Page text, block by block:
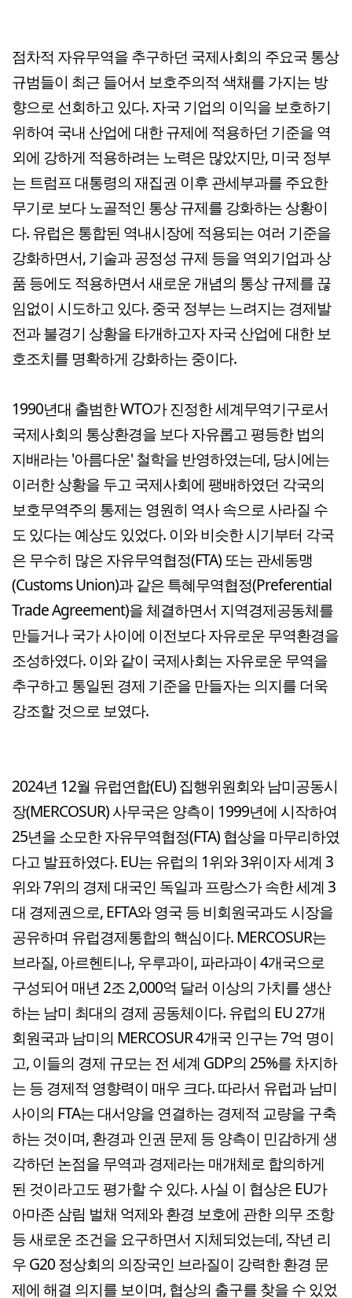
점차적 자유무역을 추구하던 국제사회의 주요국 통상
규범들이 최근 들어서 보호주의적 색채를 가지는 방
향으로 선회하고 있다. 자국 기업의 이익을 보호하기
위하여 국내 산업에 대한 규제에 적용하던 기준을 역
외에 강하게 적용하려는 노력은 많았지만, 미국 정부
는 트럼프 대통령의 재집권 이후 관세부과를 주요한
무기로 보다 노골적인 통상 규제를 강화하는 상황이
다. 유럽은 통합된 역내시장에 적용되는 여러 기준을
강화하면서, 기술과 공정성 규제 등을 역외기업과 상
품 등에도 적용하면서 새로운 개념의 통상 규제를 끊
임없이 시도하고 있다. 중국 정부는 느려지는 경제발
전과 불경기 상황을 타개하고자 자국 산업에 대한 보
호조치를 명확하게 강화하는 중이다.
1990년대 출범한 WTO가 진정한 세계무역기구로서
국제사회의 통상환경을 보다 자유롭고 평등한 법의
지배라는 '아름다운' 철학을 반영하였는데, 당시에는
이러한 상황을 두고 국제사회에 팽배하였던 각국의
보호무역주의 통제는 영원히 역사 속으로 사라질 수
도 있다는 예상도 있었다. 이와 비슷한 시기부터 각국
은 무수히 많은 자유무역협정(FTA) 또는 관세동맹
(Customs Union)과 같은 특혜무역협정(Preferential
Trade Agreement)을 체결하면서 지역경제공동체를
만들거나 국가 사이에 이전보다 자유로운 무역환경을
조성하였다. 이와 같이 국제사회는 자유로운 무역을
추구하고 통일된 경제 기준을 만들자는 의지를 더욱
강조할 것으로 보였다.
2024년 12월 유럽연합(EU) 집행위원회와 남미공동시
장(MERCOSUR) 사무국은 양측이 1999년에 시작하여
25년을 소모한 자유무역협정(FTA) 협상을 마무리하였
다고 발표하였다. EU는 유럽의 1위와 3위이자 세계 3
위와 7위의 경제 대국인 독일과 프랑스가 속한 세계 3
대 경제권으로, EFTA와 영국 등 비회원국과도 시장을
공유하며 유럽경제통합의 핵심이다. MERCOSUR는
브라질, 아르헨티나, 우루과이, 파라과이 4개국으로
구성되어 매년 2조 2,000억 달러 이상의 가치를 생산
하는 남미 최대의 경제 공동체이다. 유럽의 EU 27개
회원국과 남미의 MERCOSUR 4개국 인구는 7억 명이
고, 이들의 경제 규모는 전 세계 GDP의 25%를 차지하
는 등 경제적 영향력이 매우 크다. 따라서 유럽과 남미
사이의 FTA는 대서양을 연결하는 경제적 교량을 구축
하는 것이며, 환경과 인권 문제 등 양측이 민감하게 생
각하던 논점을 무역과 경제라는 매개체로 합의하게
된 것이라고도 평가할 수 있다. 사실 이 협상은 EU가
아마존 삼림 벌채 억제와 환경 보호에 관한 의무 조항
등 새로운 조건을 요구하면서 지체되었는데, 작년 리
우 G20 정상회의 의장국인 브라질이 강력한 환경 문
제에 해결 의지를 보이며, 협상의 출구를 찾을 수 있었